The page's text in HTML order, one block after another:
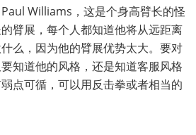
Williams，这是个身高臂长的怪
臂展，每个人都知道他将从远距离
么，因为他的臂展优势太大。要对
知道他的风格，还是知道客服风格
点可循，可以用反击拳或者相当的